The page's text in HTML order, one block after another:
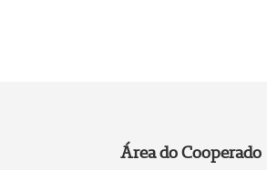
Área do Cooperado